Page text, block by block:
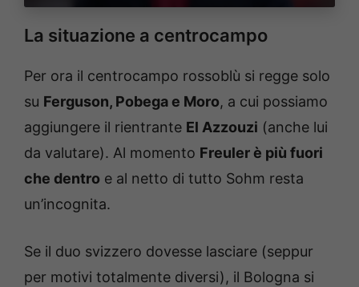
La situazione a centrocampo
Per ora il centrocampo rossoblù si regge solo
su Ferguson, Pobega e Moro, a cui possiamo
aggiungere il rientrante El Azzouzi (anche lui
da valutare). Al momento Freuler è più fuori
che dentro e al netto di tutto Sohm resta
un’incognita.
Se il duo svizzero dovesse lasciare (seppur
per motivi totalmente diversi), il Bologna si